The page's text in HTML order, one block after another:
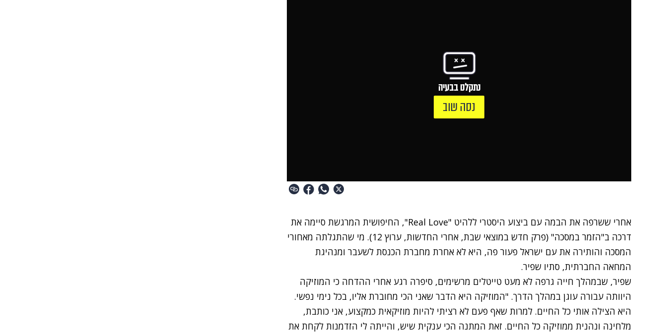
נתקלנו בבעיה
נסה שוב
אחרי ששרפה את הבמה עם ביצוע היסטרי ללהיט "Real Love", החיפושית המרגשת סיימה את
דרכה ב"הזמר במסכה" (פרק חדש במוצאי שבת, אחרי החדשות, ערוץ 12). מי שהתגלתה מאחורי
המסכה והותירה את עם ישראל פעור פה, היא לא אחרת מחברת הכנסת לשעבר ומנהיגת
המחאה החברתית, סתיו שפיר.
שפיר, שבמהלך חייה גרפה לא מעט טייטלים מרשימים, סיפרה רגע אחרי ההדחה כי המוזיקה
היוותה עבורה עוגן במהלך הדרך. "המוזיקה היא הדבר שאני הכי מחוברת אליו, בכל נימי נפשי.
היא הצילה אותי כל החיים. למרות שאף פעם לא רציתי להיות מוזיקאית כמקצוע, אני כותבת,
מלחינה ונהנית ממוזיקה כל החיים. זאת המתנה הכי ענקית שיש, והייתה לי הזדמנות לקחת את